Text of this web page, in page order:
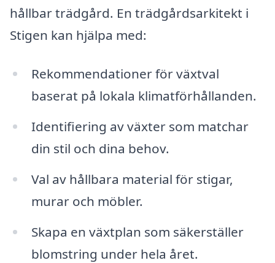
hållbar trädgård. En trädgårdsarkitekt i
Stigen kan hjälpa med:
Rekommendationer för växtval
baserat på lokala klimatförhållanden.
Identifiering av växter som matchar
din stil och dina behov.
Val av hållbara material för stigar,
murar och möbler.
Skapa en växtplan som säkerställer
blomstring under hela året.